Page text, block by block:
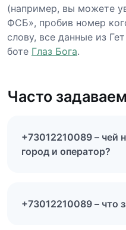
(например, вы можете
ФСБ», пробив номер
слову, все данные из
боте Глаз Бога.
Часто
+73012210089 – чей
город и оператор?
+73012210089 – что